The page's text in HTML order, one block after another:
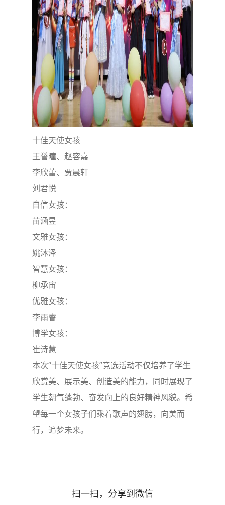
十佳天使女孩
王誉曈、赵容嘉
李欣蕾、贾晨轩
刘君悦
自信女孩：
苗涵昱
文雅女孩：
姚沐泽
智慧女孩：
柳承宙
优雅女孩：
李雨睿
博学女孩：
崔诗慧
本次“十佳天使女孩”竞选活动不仅培养了学生
欣赏美、展示美、创造美的能力，同时展现了
学生朝气蓬勃、奋发向上的良好精神风貌。希
望每一个女孩子们乘着歌声的翅膀，向美而
行，追梦未来。
扫一扫，分享到微信